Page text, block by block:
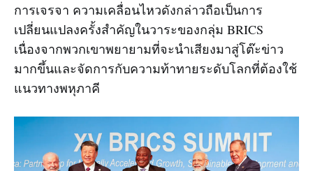
การเจรจา ความเคลื่อนไหวดังกล่าวถือเป็นการ
เปลี่ยนแปลงครั้งสำคัญในวาระของกลุ่ม BRICS
เนื่องจากพวกเขาพยายามที่จะนำเสียงมาสู่โต๊ะข่าว
มากขึ้นและจัดการกับความท้าทายระดับโลกที่ต้องใช้
แนวทางพหุภาคี